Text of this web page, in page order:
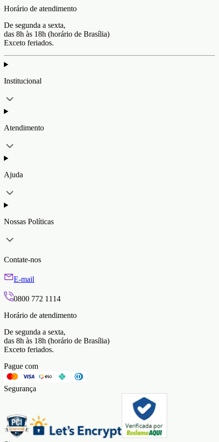
Horário de atendimento
De segunda a sexta,
das 8h às 18h (horário de Brasília)
Exceto feriados.
Institucional
Atendimento
Ajuda
Nossas Políticas
Contate-nos
E-mail
0800 772 1114
Horário de atendimento
De segunda a sexta,
das 8h às 18h (horário de Brasília)
Exceto feriados.
Pague com
Segurança